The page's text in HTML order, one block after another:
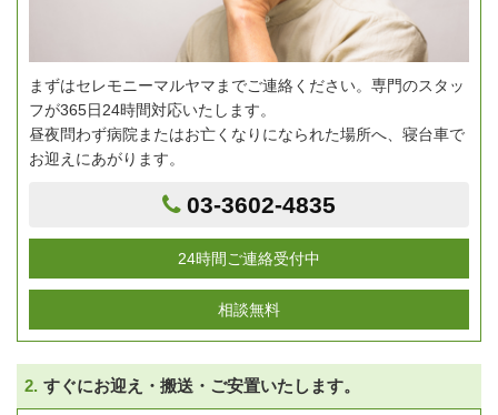
まずはセレモニーマルヤマまでご連絡ください。専門のスタッ
フが365日24時間対応いたします。
昼夜問わず病院またはお亡くなりになられた場所へ、寝台車で
お迎えにあがります。
03-3602-4835
24時間ご連絡受付中
相談無料
2. すぐにお迎え・搬送・ご安置いたします。